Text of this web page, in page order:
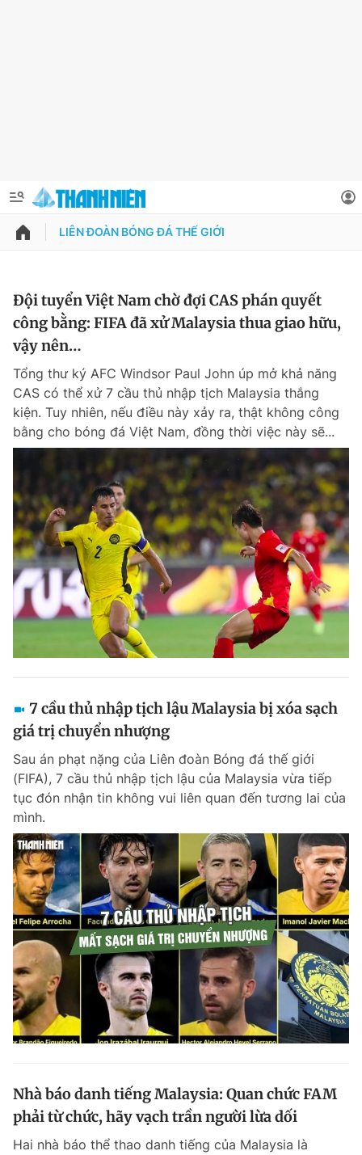
QUẢNG CÁO
Chuyên mục
Chuyên mục khác
Chào ngày mới Tin 24h
Tin thị trường Tin 360
Video Magazine
Sản phẩm khác
Tiện ích Bạn cần biết
Thông tin tòa soạn Liên hệ quảng cáo
Đọc Thanh Niên trên điện thoại
Theo dõi báo trên
Hotline
0906 645 777
Liên hệ quảng cáo
0908 780 404
Đặt báo Quảng cáo Tòa soạn Chính sách bảo
Tổng biên tập: Nguyễn Ngọc Toàn
Phó tổng biên tập thường trực: Hải Thành
Phó tổng biên tập: Lâm Hiếu Dũng
Giấy phép xuất bản số 110/GP - BTTTT cấp ngày 24.3.2020
© 2003-2026 Bản quyền thuộc về Báo Thanh Niên. Cấm sao chép
Phát triển bởi ePi Technologies, JSC.
Thông tin tài khoản
Đổi mật khẩu
Tin đã xem
Đăng xuất
LIÊN ĐOÀN BÓNG ĐÁ THẾ GIỚI
Đội tuyển Việt Nam chờ đợi CAS phán quyết
công bằng: FIFA đã xử Malaysia thua giao hữu,
vậy nên…
Tổng thư ký AFC Windsor Paul John úp mở khả năng
CAS có thể xử 7 cầu thủ nhập tịch Malaysia thắng
kiện. Tuy nhiên, nếu điều này xảy ra, thật không công
bằng cho bóng đá Việt Nam, đồng thời việc này sẽ...
7 cầu thủ nhập tịch lậu Malaysia bị xóa sạch
giá trị chuyển nhượng
Sau án phạt nặng của Liên đoàn Bóng đá thế giới
(FIFA), 7 cầu thủ nhập tịch lậu của Malaysia vừa tiếp
tục đón nhận tin không vui liên quan đến tương lai của
mình.
Nhà báo danh tiếng Malaysia: Quan chức FAM
phải từ chức, hãy vạch trần người lừa dối
Hai nhà báo thể thao danh tiếng của Malaysia là